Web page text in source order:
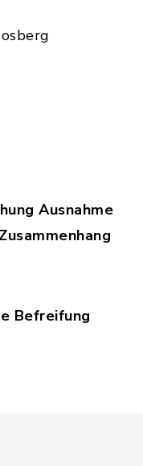
Ausnahme
Befreifung